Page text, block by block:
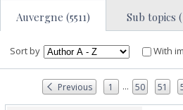
Auvergne (5511) Sub topics
Sort by With
Previous 1 ... 50 51